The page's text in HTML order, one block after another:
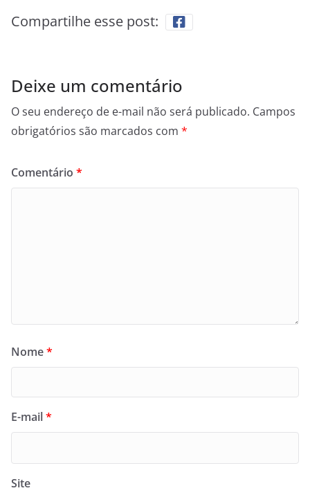
Compartilhe esse post:
Deixe um comentário
O seu endereço de e-mail não será publicado. Campos
obrigatórios são marcados com *
Comentário *
Nome*
E-mail*
Site